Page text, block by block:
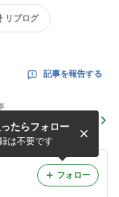
リブログ
記事を報告する
ぶる可愛さ! もっと
ョンを増やしたい♡
たらフォロー
は不要です
フォロー